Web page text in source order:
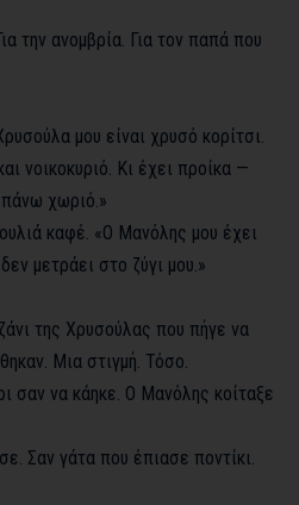
την ανομβρία. Για τον παπά που
μου είναι χρυσό κορίτσι.
νοικοκυριό. Κι έχει προίκα —
πάνω χωριό.»
καφέ. «Ο Μανόλης μου έχει
μετράει στο ζύγι μου.»
της Χρυσούλας που πήγε να
Μια στιγμή. Τόσο.
σαν να κάηκε. Ο Μανόλης κοίταξε
Σαν γάτα που έπιασε ποντίκι.